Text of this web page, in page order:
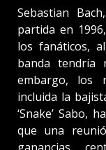
Sebastian
partida en
los fanáticos,
banda tendría
embargo, los
incluida la
‘Snake’ Sabo,
que una